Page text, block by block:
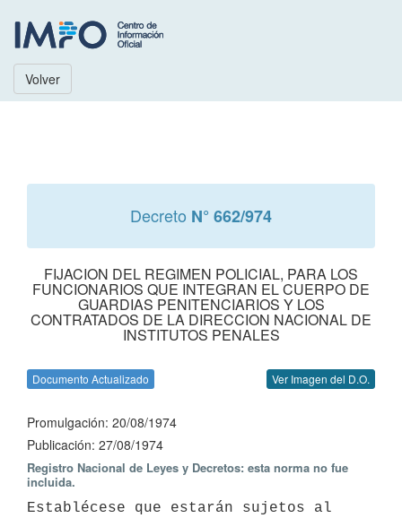
Volver
Decreto N° 662/974
FIJACION DEL REGIMEN POLICIAL, PARA LOS
FUNCIONARIOS QUE INTEGRAN EL CUERPO DE
GUARDIAS PENITENCIARIOS Y LOS
CONTRATADOS DE LA DIRECCION NACIONAL DE
INSTITUTOS PENALES
Documento Actualizado Ver Imagen del D.O.
Promulgación: 20/08/1974
Publicación: 27/08/1974
Registro Nacional de Leyes y Decretos: esta norma no fue
incluida.
Establécese que estarán sujetos al